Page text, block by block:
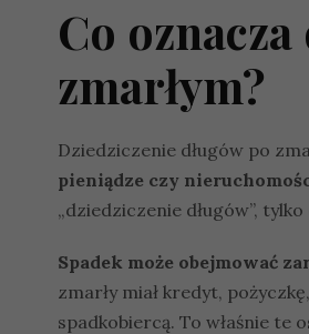
Co
zmarłym?
Dziedziczenie długów po
pieniądze czy
„dziedziczenie długów”,
Spadek może obejmować
zmarły miał kredyt,
spadkobiercą. To właśnie te